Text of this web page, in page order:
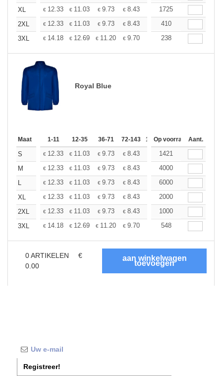
XL
€ 12.33 € 11.03 € 9.73 € 8.43 7.79
1725
2XL
€ 12.33 € 11.03 € 9.73 € 8.43 7.79410
3XL
€ 14.18 € 12.69 € 11.20 € 9.70 8.95238
Royal Blue
Maat 1-11 12-35 36-71 72-143 144-287 288 + Meer
Op voorraadAant.
S € 12.33 € 11.03 € 9.73 € 8.43 7.79
1421
M
€ 12.33 € 11.03 € 9.73 € 8.43 7.79
4000
L
€ 12.33 € 11.03 € 9.73 € 8.43 7.79
6000
XL
€ 12.33 € 11.03 € 9.73 € 8.43 7.79
2000
2XL
€ 12.33 € 11.03 € 9.73 € 8.43 7.79
1000
3XL
€ 14.18 € 12.69 € 11.20 € 9.70 8.95548
0ARTIKELEN
€
0.00
Registreer!